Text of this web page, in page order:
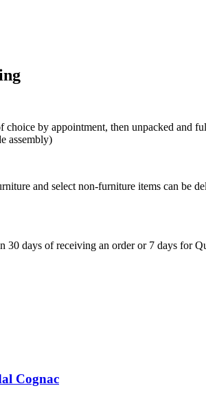
choice by appointment, then unpacked and
assembly)
and select non-furniture items can be
30 days of receiving an order or 7 days for
Cognac